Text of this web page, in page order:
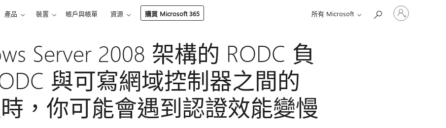
產品 裝置 帳戶與帳單 資源 購買 Microsoft 365 所有 Microsoft
登
入
Server 2008 架構的 RODC 負
與可寫網域控制器之間的
，你可能會遇到認證效能變慢